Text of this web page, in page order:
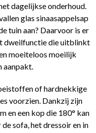
dagelijkse onderhoud.
glas sinaasappelsap
tuin aan? Daarvoor is er
dweilfunctie die uitblinkt
moeiteloos moeilijk
of hardnekkige
voorzien. Dankzij zijn
en een kop die 180° kan
sofa, het dressoir en in